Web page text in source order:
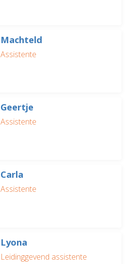
Machteld
Assistente
Geertje
Assistente
Carla
Assistente
Lyona
Leidinggevend assistente